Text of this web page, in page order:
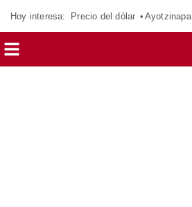
Hoy interesa: Precio del dólar Ayotzinapa